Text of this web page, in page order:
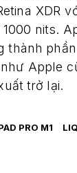
XDR
nits.
thành
Apple
trở lại.
PRO M1